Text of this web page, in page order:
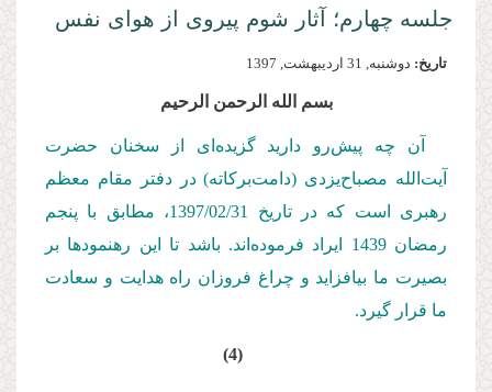
جلسه چهارم؛ آثار شوم پیروی از هوای نفس
تاریخ: دوشنبه, 31 ارديبهشت, 1397
بسم الله الرحمن الرحیم
آن چه پیش‌رو دارید گزیده‌ای از سخنان حضرت
آیت‌الله مصباح‌یزدی (دامت‌بركاته) در دفتر مقام معظم
رهبری است كه در تاریخ 1397/02/
31
، مطابق با پنجم
رمضان 1439 ایراد فرموده‌اند. باشد تا این رهنمودها بر
بصیرت ما بیافزاید و چراغ فروزان راه هدایت و سعادت
ما قرار گیرد.
(4)